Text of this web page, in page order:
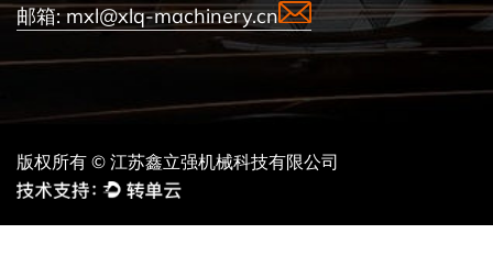
邮箱:mxl@xlq-machinery.cn
版权所有 © 江苏鑫立强机械科技有限公司